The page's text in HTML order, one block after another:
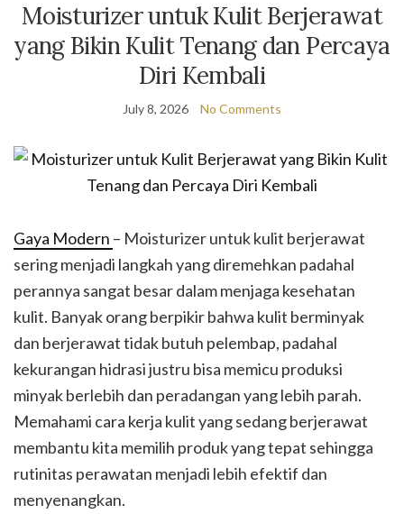
Moisturizer untuk Kulit Berjerawat
yang Bikin Kulit Tenang dan Percaya
Diri Kembali
July 8, 2026 No Comments
Gaya Modern – Moisturizer untuk kulit berjerawat
sering menjadi langkah yang diremehkan padahal
perannya sangat besar dalam menjaga kesehatan
kulit. Banyak orang berpikir bahwa kulit berminyak
dan berjerawat tidak butuh pelembap, padahal
kekurangan hidrasi justru bisa memicu produksi
minyak berlebih dan peradangan yang lebih parah.
Memahami cara kerja kulit yang sedang berjerawat
membantu kita memilih produk yang tepat sehingga
rutinitas perawatan menjadi lebih efektif dan
menyenangkan.